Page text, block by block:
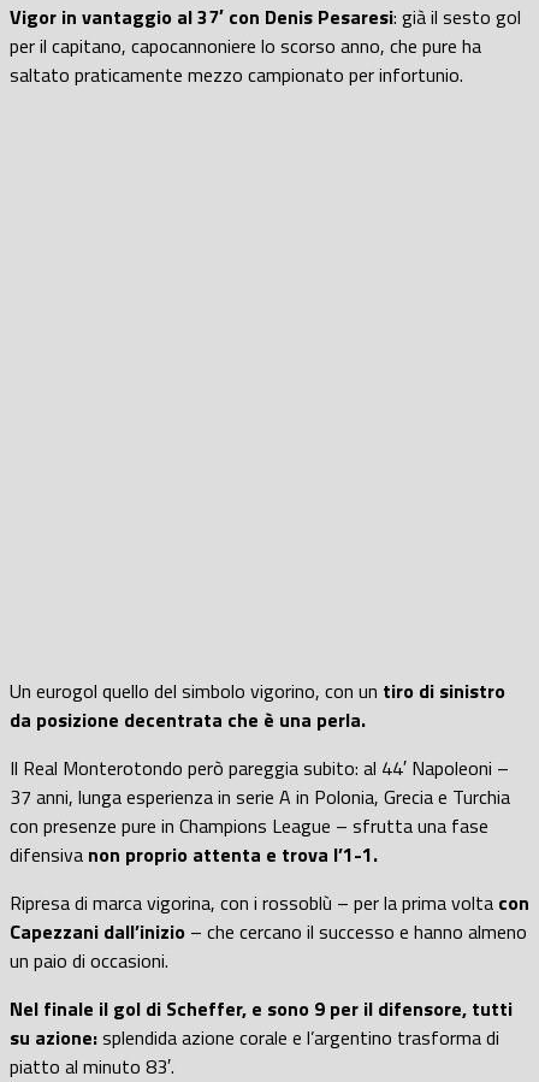
Vigor in vantaggio al 37′ con Denis Pesaresi: già il sesto gol
per il capitano, capocannoniere lo scorso anno, che pure ha
saltato praticamente mezzo campionato per infortunio.
Un eurogol quello del simbolo vigorino, con un tiro di sinistro
da posizione decentrata che è una perla.
Il Real Monterotondo però pareggia subito: al 44′ Napoleoni –
37 anni, lunga esperienza in serie A in Polonia, Grecia e Turchia
con presenze pure in Champions League – sfrutta una fase
difensiva non proprio attenta e trova l’1-1.
Ripresa di marca vigorina, con i rossoblù – per la prima volta con
Capezzani dall’inizio – che cercano il successo e hanno almeno
un paio di occasioni.
Nel finale il gol di Scheffer, e sono 9 per il difensore, tutti
su azione:splendida azione corale e l’argentino trasforma di
piatto al minuto 83′.